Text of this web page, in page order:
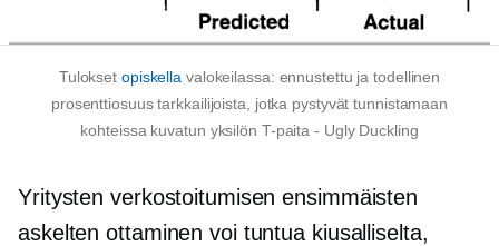
Tulokset opiskella valokeilassa: ennustettu ja todellinen
prosenttiosuus tarkkailijoista, jotka pystyvät tunnistamaan
kohteissa kuvatun yksilön T-paita - Ugly Duckling
Yritysten verkostoitumisen ensimmäisten
askelten ottaminen voi tuntua kiusalliselta,